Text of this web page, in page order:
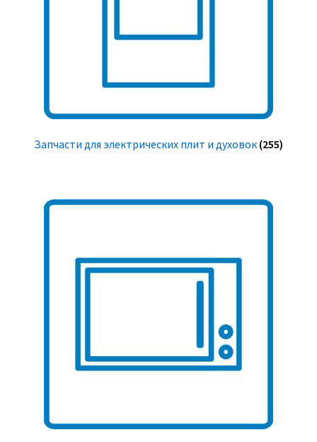
Запчасти для электрических плит и духовок (255)